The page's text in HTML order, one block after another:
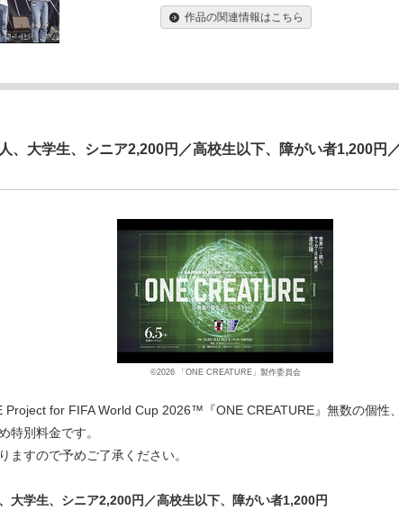
作品の関連情報はこちら
人、大学生、シニア2,200円／高校生以下、障がい者1,200円
©2026 「ONE CREATURE」製作委員会
Project for FIFA World Cup 2026™『ONE CREATURE』無数の個性
特別料金です。
ますので予めご了承ください。
大学生、シニア2,200円／高校生以下、障がい者1,200円